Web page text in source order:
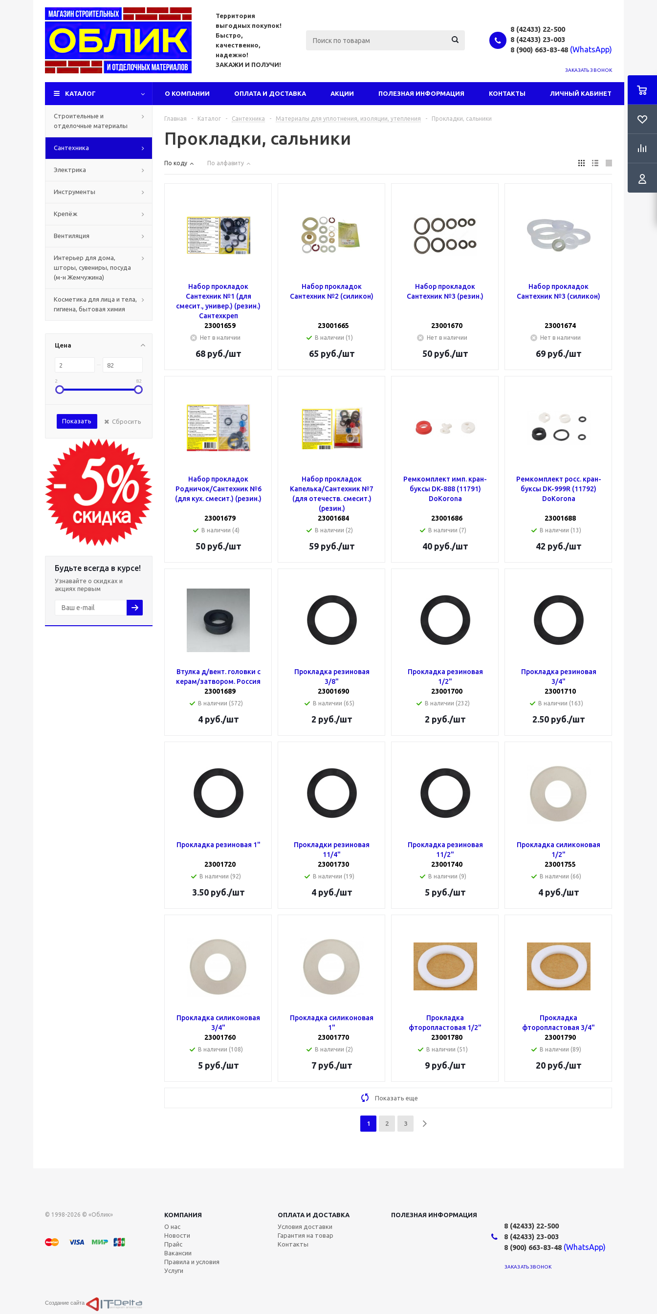
Территория
выгодных покупок!
Быстро,
качественно,
надежно!
ЗАКАЖИ И ПОЛУЧИ!
8 (42433) 22-500
8 (42433) 23-003
8 (900) 663-83-48 (WhatsApp)
ЗАКАЗАТЬ ЗВОНОК
КАТАЛОГ О КОМПАНИИ ОПЛАТА И ДОСТАВКА АКЦИИ ПОЛЕЗНАЯ ИНФОРМАЦИЯ КОНТАКТЫ ЛИЧНЫЙ КАБИНЕТ
Строительные и
отделочные материалы
Сантехника
Электрика
Инструменты
Крепёж
Вентиляция
Интерьер для дома,
шторы, сувениры, посуда
(м-н Жемчужина)
Косметика для лица и тела,
гигиена, бытовая химия
Цена
2 82
Показать Сбросить
Будьте всегда в курсе!
Узнавайте о скидках и
акциях первым
Главная - Каталог - Сантехника - Материалы для уплотнения, изоляции, утепления - Прокладки, сальники
Прокладки, сальники
По коду По алфавиту
Набор прокладок
Сантехник №1 (для
смесит., универ.) (резин.)
Сантехкреп
23001659
Нет в наличии
68руб./шт
Набор прокладок
Сантехник №2 (силикон)
23001665
В наличии (1)
65 руб./шт
Набор прокладок
Сантехник №3 (резин.)
23001670
Нет в наличии
50руб./шт
Набор прокладок
Сантехник №3 (силикон)
23001674
Нет в наличии
69руб./шт
Набор прокладок
Родничок/Сантехник №6
(для кух. смесит.) (резин.)
23001679
В наличии (4)
50руб./шт
Набор прокладок
Капелька/Сантехник №7
(для отечеств. смесит.)
(резин.)
23001684
В наличии (2)
59руб./шт
Ремкомплект имп. кран-
буксы DK-888 (11791)
DoKorona
23001686
В наличии (7)
40руб./шт
Ремкомплект росс. кран-
буксы DK-999R (11792)
DoKorona
23001688
В наличии (13)
42 руб./шт
Втулка д/вент. головки с
керам/затвором. Россия
23001689
В наличии (572)
4руб./шт
Прокладка резиновая
3/8"
23001690
В наличии (65)
2 руб./шт
Прокладка резиновая
1/2"
23001700
В наличии (232)
2 руб./шт
Прокладка резиновая
3/4"
23001710
В наличии (163)
2.50руб./шт
Прокладка резиновая 1"
23001720
В наличии (92)
3.50руб./шт
Прокладки резиновая
11/4"
23001730
В наличии (19)
4руб./шт
Прокладка резиновая
11/2"
23001740
В наличии (9)
5 руб./шт
Прокладка силиконовая
1/2"
23001755
В наличии (66)
4руб./шт
Прокладка силиконовая
3/4"
23001760
В наличии (108)
5 руб./шт
Прокладка силиконовая
1"
23001770
В наличии (2)
7руб./шт
Прокладка
фторопластовая 1/2"
23001780
В наличии (51)
9руб./шт
Прокладка
фторопластовая 3/4"
23001790
В наличии (89)
20руб./шт
Показать еще
1 2 3
© 1998-2026 © «Облик» КОМПАНИЯ ОПЛАТА И ДОСТАВКА
ПОЛЕЗНАЯ ИНФОРМАЦИЯ
О нас
Новости
Прайс
Вакансии
Правила и условия
Услуги
Условия доставки
Гарантия на товар
Контакты
8 (42433) 22-500
8 (42433) 23-003
8 (900) 663-83-48 (WhatsApp)
ЗАКАЗАТЬ ЗВОНОК
Создание сайта